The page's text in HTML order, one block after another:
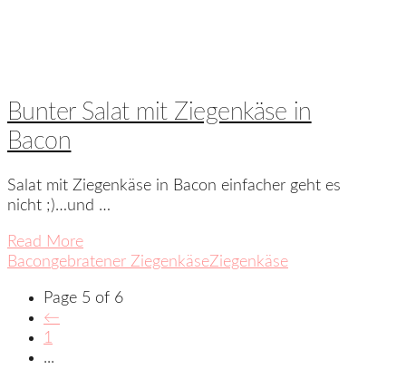
Bunter Salat mit Ziegenkäse in
Bacon
Salat mit Ziegenkäse in Bacon einfacher geht es
nicht ;)…und …
Read More
Bacongebratener ZiegenkäseZiegenkäse
Page 5 of 6
←
1
...